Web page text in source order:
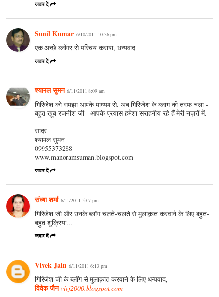
जवाब दें
Sunil Kumar 6/10/2011 10:36 pm
एक अच्छे ब्लॉगर से परिचय कराया, धन्यवाद
जवाब दें
श्यामल सुमन 6/11/2011 8:09 am
गिरिजेश को समझा आपके माध्यम से. अब गिरिजेश के ब्लाग की तरफ चला -
बहुत खूब रजनीश जी - आपके प्रयास हमेशा सराहनीय रहे हैं मेरी नज़रों में.
सादर
श्यामल सुमन
09955373288
www.manoramsuman.blogspot.com
जवाब दें
संध्या शर्मा 6/11/2011 5:07 pm
गिरिजेश जी और उनके ब्लॉग चलते-चलते से मुलाक़ात करवाने के लिए बहुत-
बहुत शुक्रिया...
जवाब दें
Vivek Jain 6/11/2011 6:13 pm
गिरिजेश जी के ब्लॉग से मुलाक़ात करवाने के लिए धन्यवाद,
विवेक जैनvivj2000.blogspot.com